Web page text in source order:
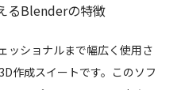
るBlenderの特徴
ッショナルまで幅広く使用さ
作成スイートです。このソフ